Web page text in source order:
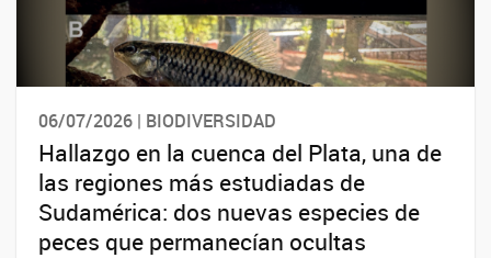
06/07/2026 | BIODIVERSIDAD
Hallazgo en la cuenca del Plata, una de
las regiones más estudiadas de
Sudamérica: dos nuevas especies de
peces que permanecían ocultas